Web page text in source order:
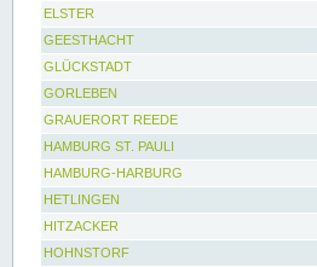
ELSTER
GEESTHACHT
GLÜCKSTADT
GORLEBEN
GRAUERORT REEDE
HAMBURG ST. PAULI
HAMBURG-HARBURG
HETLINGEN
HITZACKER
HOHNSTORF